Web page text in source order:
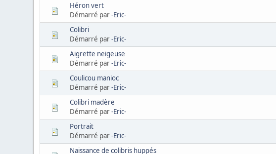
Héron vert
Démarré par-Eric-
Colibri
Démarré par-Eric-
Aigrette neigeuse
Démarré par-Eric-
Coulicou manioc
Démarré par-Eric-
Colibri madère
Démarré par-Eric-
Portrait
Démarré par-Eric-
Naissance de colibris huppés